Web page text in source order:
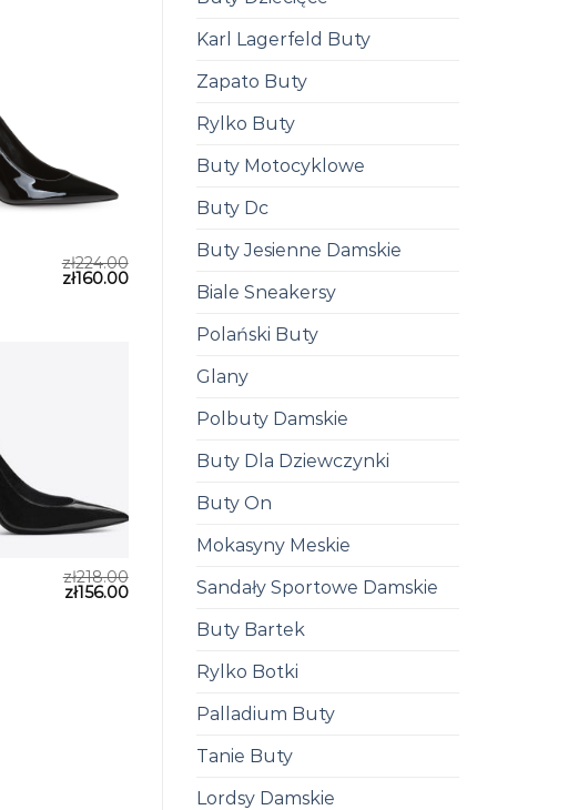
Karl Lagerfeld Buty
Zapato Buty
Rylko Buty
Buty Motocyklowe
Buty Dc
Buty Jesienne Damskie
Biale Sneakersy
Polański Buty
Glany
Polbuty Damskie
Buty Dla Dziewczynki
Buty On
Mokasyny Meskie
Sandały Sportowe Damskie
Buty Bartek
Rylko Botki
Palladium Buty
Tanie Buty
Lordsy Damskie
zł224.00
zł160.00
zł218.00
zł156.00